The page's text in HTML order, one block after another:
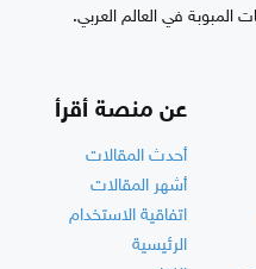
المبوبة في العالم العربي.
عن منصة أقرأ
أحدث المقالات
أشهر المقالات
اتفاقية الاستخدام
الرئيسية